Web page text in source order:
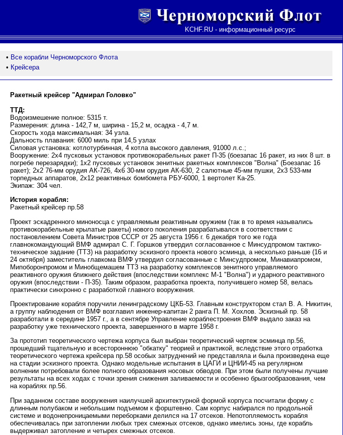
KCHF.RU - информационный ресурс
• Все корабли Черноморского Флота
• Крейсера
Ракетный крейсер "Адмирал Головко"
ТТД:
Водоизмешение полное: 5315 т.
Размерения: длина - 142,7 м, ширина - 15,2 м, осадка - 4,7 м.
Cкорость хода максимальная: 34 узла.
Дальность плавания: 6000 миль при 14,5 узлах
Силовая установка: котлотурбинная, 4 котла высокого давления, 91000 л.с.;
Вооружение: 2х4 пусковых установок противокорабельных ракет П-35 (боезапас 16 ракет, из них 8 шт. в
погребе перезарядки); 1х2 пусковых установок зенитных ракетных комплексов "Волна" (Боезапас 16
ракет); 2х2 76-мм орудия АК-726, 4х6 30-мм орудия АК-630, 2 салютные 45-мм пушки, 2х3 533-мм
торпедных аппаратов, 2х12 реактивных бомбомета РБУ-6000, 1 вертолет Ка-25.
Экипаж: 304 чел.
История корабля:
Ракетный крейсер пр.58
Проект эскадренного миноносца с управляемым реактивным оружием (так в то время назывались
противокорабельные крылатые ракеты) нового поколения разрабатывался в соответствии с
постановлением Совета Министров СССР от 25 августа 1956 г. 6 декабря того же года
главнокомандующий ВМФ адмирал С. Г. Горшков утвердил согласованное с Минсудпромом тактико-
техническое задание (ТТЗ) на разработку эскизного проекта нового эсминца, а несколько раньше (16 и
24 октября) заместитель главкома ВМФ утвердил согласованные с Минсудпромом, Минавиапромом,
Мипоборонпромом и Минобщемашем ТТЗ на разработку комплексов зенитного управляемого
реактивного оружия ближнего действия (впоследствии комплекс М-1 "Волна") и ударного реактивного
оружия (впоследствии - П-35). Таким образом, разработка проекта, получившего номер 58, велась
практически синхронно с разработкой главного вооружения.
Проектирование корабля поручили ленинградскому ЦКБ-53. Главным конструктором стал В. А. Никитин,
а группу наблюдения от ВМФ возглавил инженер-капитан 2 ранга П. М. Хохлов. Эскизный пр. 58
разработали в середине 1957 г., а в сентябре Управление кораблестроения ВМФ выдало заказ на
разработку уже технического проекта, завершенного в марте 1958 г.
За прототип теоретического чертежа корпуса был выбран теоретический чертеж эсминца пр.56,
прошедший тщательную и всестороннюю "обкатку" теорией и практикой, вследствие этого отработка
теоретического чертежа крейсера пр.58 особых затруднений не представляла и была произведена еще
на стадии эскизного проекта. Однако модельные испытания в ЦАГИ и ЦНИИ-45 на регулярном
волнении потребовали более полного образования носовых обводов. При этом были получены лучшие
результаты на всех ходах с точки зрения снижения заливаемости и особенно брызгообразования, чем
на кораблях пр.56.
При заданном составе вооружения наилучшей архитектурной формой корпуса посчитали форму с
длинным полубаком и небольшим подъемом к форштевню. Сам корпус набирался по продольной
системе и водонепроницаемыми переборками делился на 17 отсеков. Непотопляемость корабля
обеспечивалась при затоплении любых трех смежных отсеков, однако имелись зоны, где корабль
выдерживал затопление и четырех смежных отсеков.